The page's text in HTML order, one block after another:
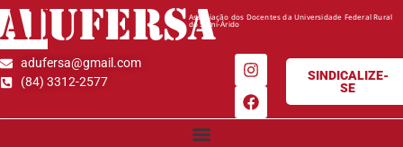
ADUFERSAAssociação dos Docentes da Universidade Federal Rural
do Semi-Árido
adufersa@gmail.com
(84) 3312-2577
SINDICALIZE-
SE